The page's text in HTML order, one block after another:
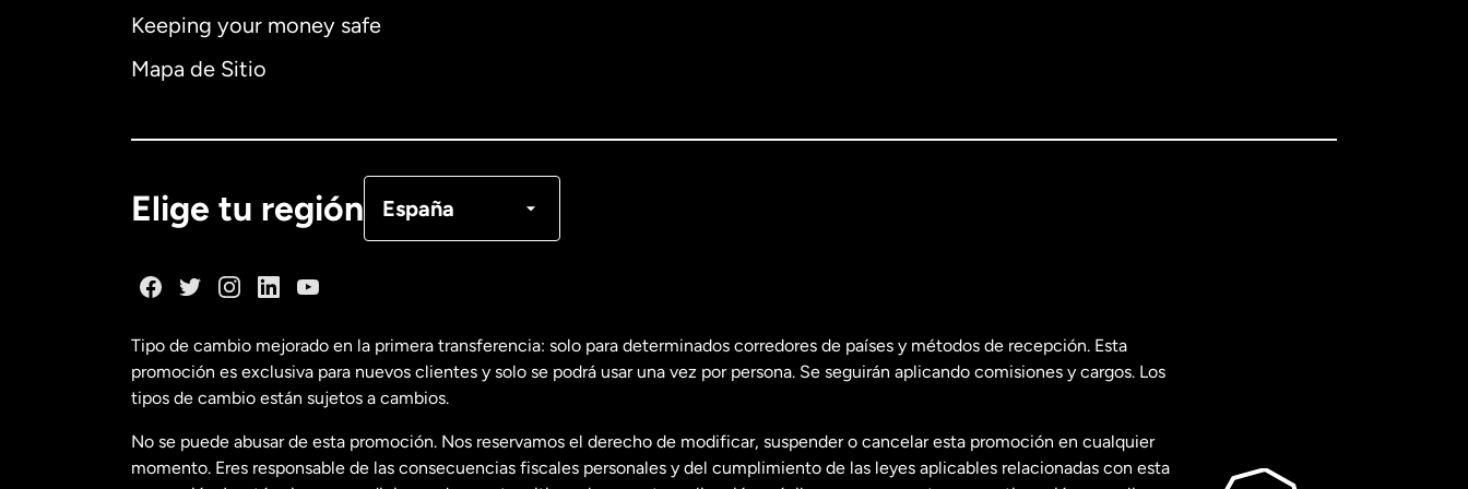
Keeping your money safe
Mapa de Sitio
Elige tu región España
Estados Unidos English
Estados Unidos Español
Tipo de cambio mejorado en la primera transferencia: solo para determinados corredores de países y métodos de recepción. Esta
promoción es exclusiva para nuevos clientes y solo se podrá usar una vez por persona. Se seguirán aplicando comisiones y cargos. Los
tipos de cambio están sujetos a cambios.
No se puede abusar de esta promoción. Nos reservamos el derecho de modificar, suspender o cancelar esta promoción en cualquier
momento. Eres responsable de las consecuencias fiscales personales y del cumplimiento de las leyes aplicables relacionadas con esta